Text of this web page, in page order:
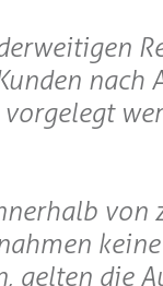
nach
von
gelten die